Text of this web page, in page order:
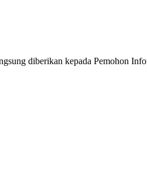
diberikan kepada Pemohon